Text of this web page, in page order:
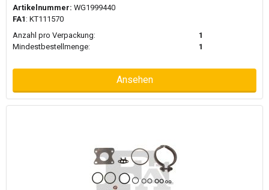
Artikelnummer: WG1999440
FA1 : KT111570
Anzahl pro Verpackung:
1
Mindestbestellmenge:
1
Ansehen